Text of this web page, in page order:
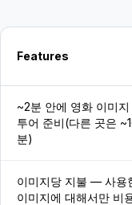
Features
~2분 안에 영화 이미지
투어 준비(다른 곳은
분)
이미지당 지불 — 사용
이미지에 대해서만 비